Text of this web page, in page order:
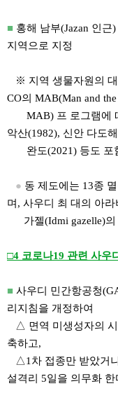
■ 홍해 남부(Jazan 인근
지역으로 지정
※ 지역 생물자원의 대
CO의 MAB(Man and the
MAB) 프 로그램에
악산(1982), 신안 다도
완도(2021) 등도 포
● 동 제도에는 13종
며, 사우디 최 대의 아라
가젤(Idmi gazelle)의
□4 코로나19 관련 사우
■ 사우디 민간항공청
리지침을 개정하여
△ 면역 미생성자의 시
축하고,
△1차 접종만 받았거
설격리 5일을 의무화 한